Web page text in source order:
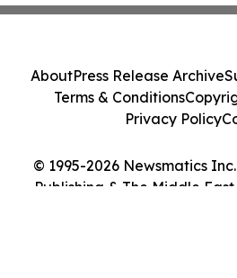
© 1995-2026 Newsmatics
Publishing & The Middle
AboutPress Release Archive
Terms & Conditions
Privacy Policy